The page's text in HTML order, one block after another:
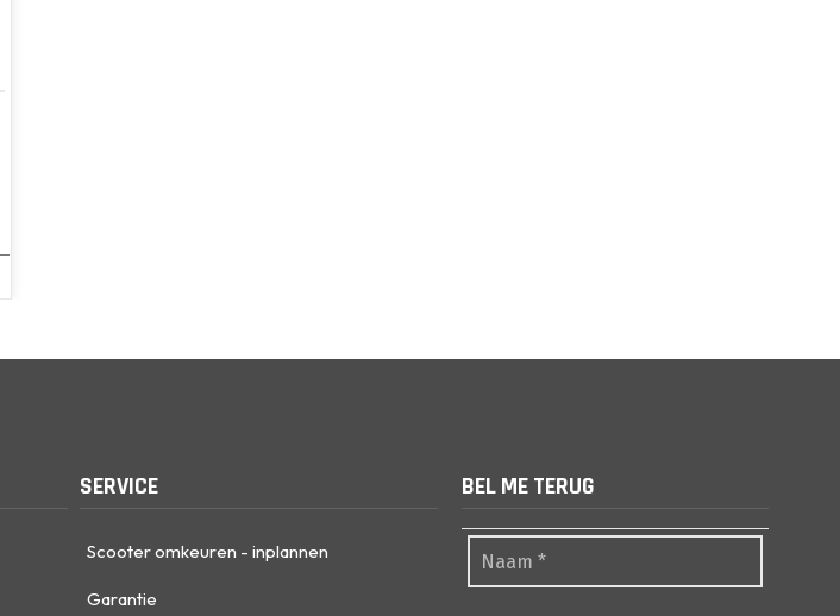
SERVICE
Scooter omkeuren - inplannen
Garantie
BEL ME TERUG